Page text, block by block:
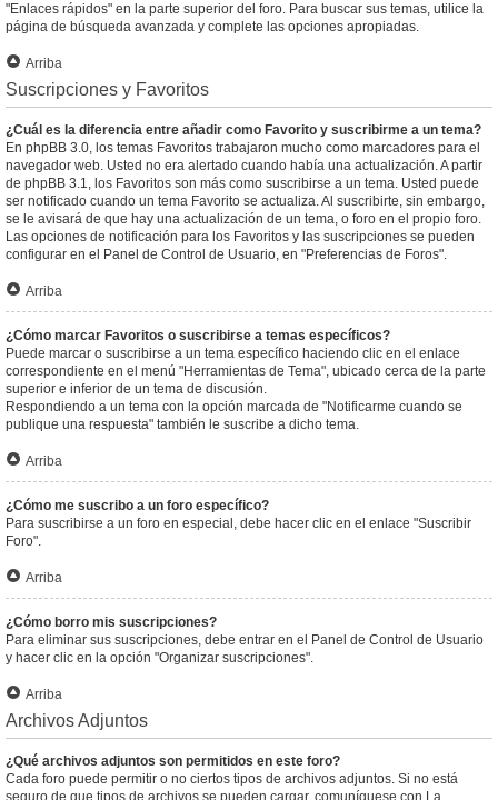
"Enlaces rápidos" en la parte superior del foro. Para buscar sus temas, utilice la
página de búsqueda avanzada y complete las opciones apropiadas.
Arriba
Suscripciones y Favoritos
¿Cuál es la diferencia entre añadir como Favorito y suscribirme a un tema?
En phpBB 3.0, los temas Favoritos trabajaron mucho como marcadores para el
navegador web. Usted no era alertado cuando había una actualización. A partir
de phpBB 3.1, los Favoritos son más como suscribirse a un tema. Usted puede
ser notificado cuando un tema Favorito se actualiza. Al suscribirte, sin embargo,
se le avisará de que hay una actualización de un tema, o foro en el propio foro.
Las opciones de notificación para los Favoritos y las suscripciones se pueden
configurar en el Panel de Control de Usuario, en "Preferencias de Foros".
Arriba
¿Cómo marcar Favoritos o suscribirse a temas específicos?
Puede marcar o suscribirse a un tema específico haciendo clic en el enlace
correspondiente en el menú "Herramientas de Tema", ubicado cerca de la parte
superior e inferior de un tema de discusión.
Respondiendo a un tema con la opción marcada de "Notificarme cuando se
publique una respuesta" también le suscribe a dicho tema.
Arriba
¿Cómo me suscribo a un foro específico?
Para suscribirse a un foro en especial, debe hacer clic en el enlace "Suscribir
Foro".
Arriba
¿Cómo borro mis suscripciones?
Para eliminar sus suscripciones, debe entrar en el Panel de Control de Usuario
y hacer clic en la opción "Organizar suscripciones".
Arriba
Archivos Adjuntos
¿Qué archivos adjuntos son permitidos en este foro?
Cada foro puede permitir o no ciertos tipos de archivos adjuntos. Si no está
seguro de que tipos de archivos se pueden cargar, comuníquese con La